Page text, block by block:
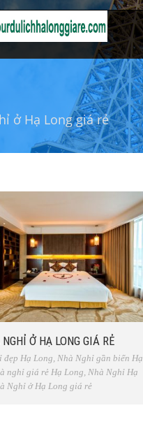
ở Hạ Long giá rẻ
Ở HẠ LONG GIÁ RẺ
đẹp Hạ Long, Nhà Nghỉ gần biển Hạ
nghỉ giá rẻ Hạ Long, Nhà Nghỉ Hạ
Nghỉ ở Hạ Long giá rẻ